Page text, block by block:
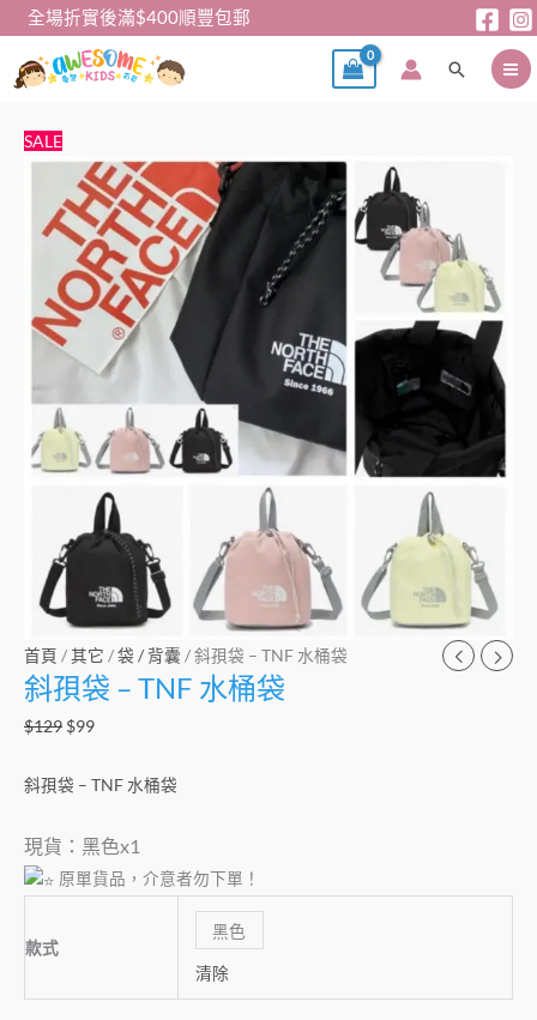
全場折實後滿$400順豐包郵
搜
SALE
首頁 /其它 /袋 / 背囊 / 斜孭袋 – TNF 水桶袋
斜孭袋 – TNF 水桶袋
$129
價
格：
$129。
$99
前
價
格：
$99。
斜孭袋 – TNF 水桶袋
現貨：黑色x1
原單貨品，介意者勿下單！
款式
黑色
清除
斜
桶
量